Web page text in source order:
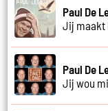
Paul De
Jij maakt
Paul De
Jij wou